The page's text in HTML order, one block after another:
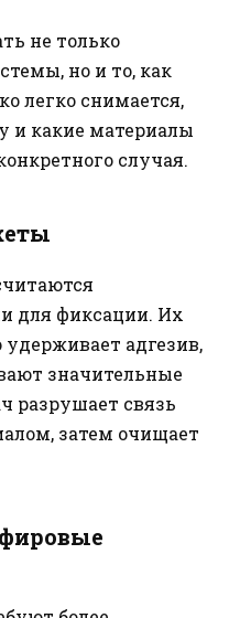
не только
но и то, как
легко снимается,
и какие материалы
случая.
для фиксации. Их
адгезив,
значительные
разрушает связь
затем очищает